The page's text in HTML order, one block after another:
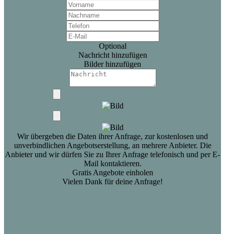
Optional
Nachricht hinzufügen
Bilder hinzufügen
Wir übergeben die Daten ihrer Anfrage, zur kostenlosen und
unverbindlichen Angebotserstellung, an mehrere Anbieter. Die
Anbieter und wir dürfen Sie zu Ihrer Anfrage telefonisch und per E-
Mail kontaktieren.
Gratis Angebote einholen
Vielen Dank für deine Anfrage!